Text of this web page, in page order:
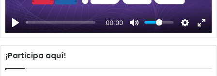
00:00
a
y
¡Participa aquí!